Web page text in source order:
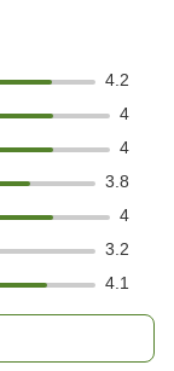
4.2
4
4
3.8
4
3.2
4.1